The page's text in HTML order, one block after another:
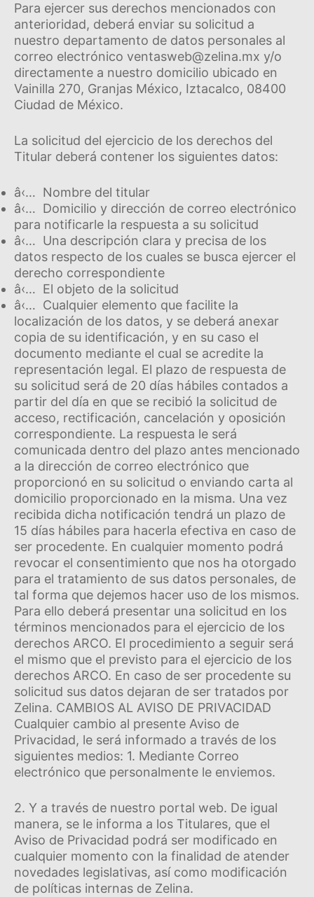
Para ejercer sus derechos mencionados con
anterioridad, deberá enviar su solicitud a
nuestro departamento de datos personales al
correo electrónico ventasweb@zelina.mx y/o
directamente a nuestro domicilio ubicado en
Vainilla 270, Granjas México, Iztacalco, 08400
Ciudad de México.
La solicitud del ejercicio de los derechos del
Titular deberá contener los siguientes datos:
â‹… Nombre del titular
â‹… Domicilio y dirección de correo electrónico
para notificarle la respuesta a su solicitud
â‹… Una descripción clara y precisa de los
datos respecto de los cuales se busca ejercer el
derecho correspondiente
â‹… El objeto de la solicitud
â‹… Cualquier elemento que facilite la
localización de los datos, y se deberá anexar
copia de su identificación, y en su caso el
documento mediante el cual se acredite la
representación legal. El plazo de respuesta de
su solicitud será de 20 dí­as hábiles contados a
partir del dí­a en que se recibió la solicitud de
acceso, rectificación, cancelación y oposición
correspondiente. La respuesta le será
comunicada dentro del plazo antes mencionado
a la dirección de correo electrónico que
proporcionó en su solicitud o enviando carta al
domicilio proporcionado en la misma. Una vez
recibida dicha notificación tendrá un plazo de
15 dí­as hábiles para hacerla efectiva en caso de
ser procedente. En cualquier momento podrá
revocar el consentimiento que nos ha otorgado
para el tratamiento de sus datos personales, de
tal forma que dejemos hacer uso de los mismos.
Para ello deberá presentar una solicitud en los
términos mencionados para el ejercicio de los
derechos ARCO. El procedimiento a seguir será
el mismo que el previsto para el ejercicio de los
derechos ARCO. En caso de ser procedente su
solicitud sus datos dejaran de ser tratados por
Zelina. CAMBIOS AL AVISO DE PRIVACIDAD
Cualquier cambio al presente Aviso de
Privacidad, le será informado a través de los
siguientes medios: 1. Mediante Correo
electrónico que personalmente le enviemos.
2. Y a través de nuestro portal web. De igual
manera, se le informa a los Titulares, que el
Aviso de Privacidad podrá ser modificado en
cualquier momento con la finalidad de atender
novedades legislativas, así­ como modificación
de polí­ticas internas de Zelina.